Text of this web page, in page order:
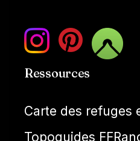
Ressources
Carte des refuges
Topoguides